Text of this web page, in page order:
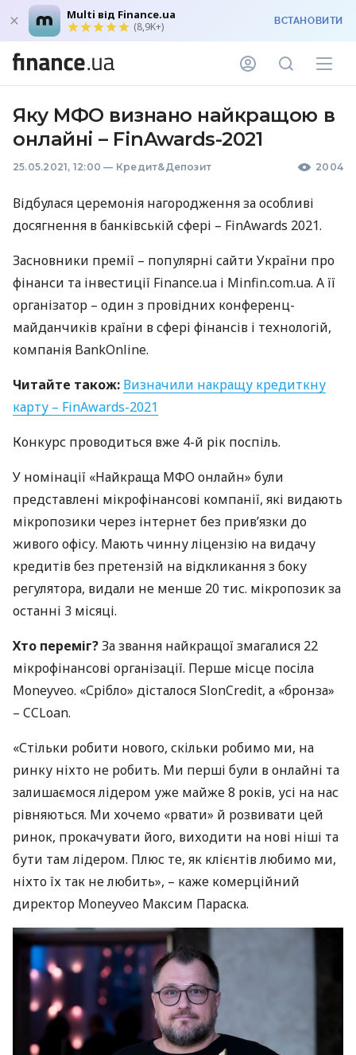
Multi від Finance.ua
(8,9K+) ВСТАНОВИТИ
Яку МФО визнано найкращою в
онлайні – FinAwards-2021
25.05.2021, 12:00 — Кредит&Депозит 2004
Відбулася церемонія нагородження за особливі
досягнення в банківській сфері – FinAwards 2021.
Засновники премії – популярні сайти України про
фінанси та інвестиції Finance.ua і Minfin.com.ua. А її
організатор – один з провідних конференц-
майданчиків країни в сфері фінансів і технологій,
компанія BankOnline.
Читайте також: Визначили накращу кредиткну
карту – FinAwards-2021
Конкурс проводиться вже 4-й рік поспіль.
У номінації «Найкраща МФО онлайн» були
представлені мікрофінансові компанії, які видають
мікропозики через інтернет без прив’язки до
живого офісу. Мають чинну ліцензію на видачу
кредитів без претензій на відкликання з боку
регулятора, видали не менше 20 тис. мікропозик за
останні 3 місяці.
Хто переміг?За звання найкращої змагалися 22
мікрофінансові організації. Перше місце посіла
Moneyveo. «Срібло» дісталося SlonCredit, а «бронза»
– CCLoan.
«Стільки робити нового, скільки робимо ми, на
ринку ніхто не робить. Ми перші були в онлайні та
залишаємося лідером уже майже 8 років, усі на нас
рівняються. Ми хочемо «рвати» й розвивати цей
ринок, прокачувати його, виходити на нові ніші та
бути там лідером. Плюс те, як клієнтів любимо ми,
ніхто їх так не любить», – каже комерційний
директор Moneyveo Максим Параска.